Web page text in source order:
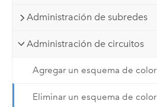
Administración de subredes
Administración de circuitos
Agregar un esquema de color
Eliminar un esquema de color